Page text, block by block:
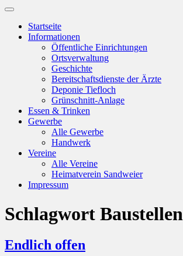
Suchfeld
ein-/ausblenden
Startseite
Informationen
Öffentliche Einrichtungen
Ortsverwaltung
Geschichte
Bereitschaftsdienste der Ärzte
Deponie Tiefloch
Grünschnitt-Anlage
Essen & Trinken
Gewerbe
Alle Gewerbe
Handwerk
Vereine
Alle Vereine
Heimatverein Sandweier
Impressum
Schlagwort Baustellen
Endlich offen